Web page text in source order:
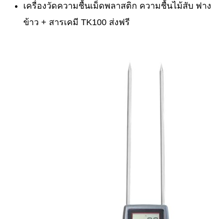
เครื่องวัดความชื้นเม็ดพลาสติก ความชื้นไม้สับ ฟาง
ข้าว + สารเคมี TK100 ส่งฟรี